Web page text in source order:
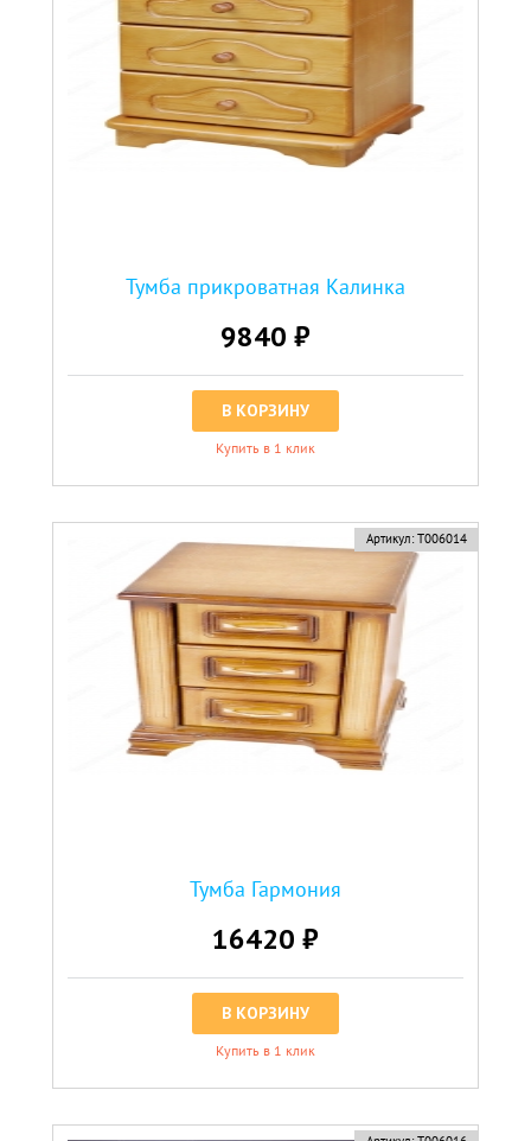
Тумба прикроватная Калинка
9840 ₽
В КОРЗИНУ
Купить в 1 клик
Артикул: Т006014
Тумба Гармония
16420 ₽
В КОРЗИНУ
Купить в 1 клик